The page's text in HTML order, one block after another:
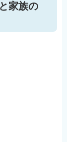
家族の